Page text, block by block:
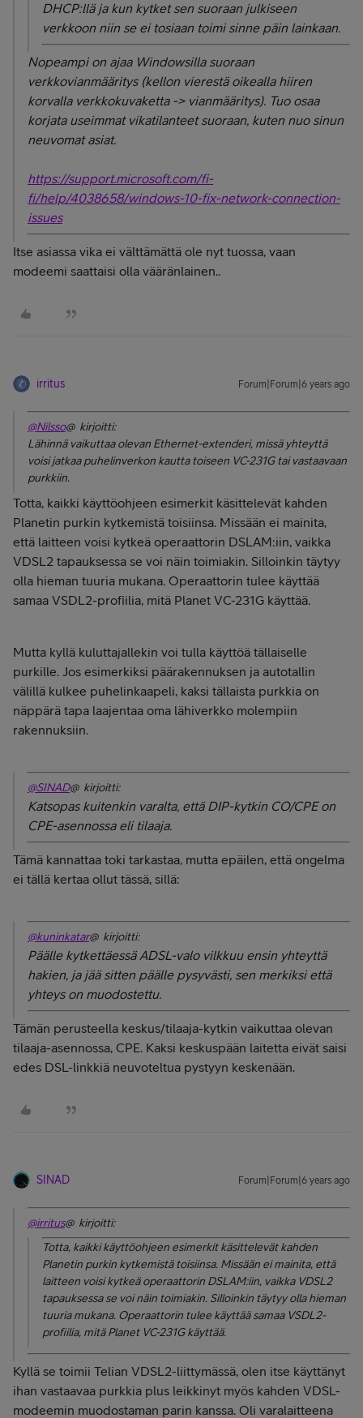
DHCP:llä ja kun kytket sen suoraan julkiseen
verkkoon niin se ei tosiaan toimi sinne päin lainkaan.
Nopeampi on ajaa Windowsilla suoraan
verkkovianmääritys (kellon vierestä oikealla hiiren
korvalla verkkokuvaketta -> vianmääritys). Tuo osaa
korjata useimmat vikatilanteet suoraan, kuten nuo sinun
neuvomat asiat.
https://support.microsoft.com/fi-
fi/help/4038658/windows-10-fix-network-connection-
issues
Itse asiassa vika ei välttämättä ole nyt tuossa, vaan
modeemi saattaisi olla vääränlainen..
irritus Forum|Forum|6 years ago
@Nilsso@ kirjoitti:
Lähinnä vaikuttaa olevan Ethernet-extenderi, missä yhteyttä
voisi jatkaa puhelinverkon kautta toiseen VC-231G tai vastaavaan
purkkiin.
Totta, kaikki käyttöohjeen esimerkit käsittelevät kahden
Planetin purkin kytkemistä toisiinsa. Missään ei mainita,
että laitteen voisi kytkeä operaattorin DSLAM:iin, vaikka
VDSL2 tapauksessa se voi näin toimiakin. Silloinkin täytyy
olla hieman tuuria mukana. Operaattorin tulee käyttää
samaa VSDL2-profiilia, mitä Planet VC-231G käyttää.
Mutta kyllä kuluttajallekin voi tulla käyttöä tällaiselle
purkille. Jos esimerkiksi päärakennuksen ja autotallin
välillä kulkee puhelinkaapeli, kaksi tällaista purkkia on
näppärä tapa laajentaa oma lähiverkko molempiin
rakennuksiin.
@SINAD@ kirjoitti:
Katsopas kuitenkin varalta, että DIP-kytkin CO/CPE on
CPE-asennossa eli tilaaja.
Tämä kannattaa toki tarkastaa, mutta epäilen, että ongelma
ei tällä kertaa ollut tässä, sillä:
@kuninkatar@ kirjoitti:
Päälle kytkettäessä ADSL-valo vilkkuu ensin yhteyttä
hakien, ja jää sitten päälle pysyvästi, sen merkiksi että
yhteys on muodostettu.
Tämän perusteella keskus/tilaaja-kytkin vaikuttaa olevan
tilaaja-asennossa, CPE. Kaksi keskuspään laitetta eivät saisi
edes DSL-linkkiä neuvoteltua pystyyn keskenään.
SINAD Forum|Forum|6 years ago
@irritus@ kirjoitti:
Totta, kaikki käyttöohjeen esimerkit käsittelevät kahden
Planetin purkin kytkemistä toisiinsa. Missään ei mainita, että
laitteen voisi kytkeä operaattorin DSLAM:iin, vaikka VDSL2
tapauksessa se voi näin toimiakin. Silloinkin täytyy olla hieman
tuuria mukana. Operaattorin tulee käyttää samaa VSDL2-
profiilia, mitä Planet VC-231G käyttää.
Kyllä se toimii Telian VDSL2-liittymässä, olen itse käyttänyt
ihan vastaavaa purkkia plus leikkinyt myös kahden VDSL-
modeemin muodostaman parin kanssa. Oli varalaitteena